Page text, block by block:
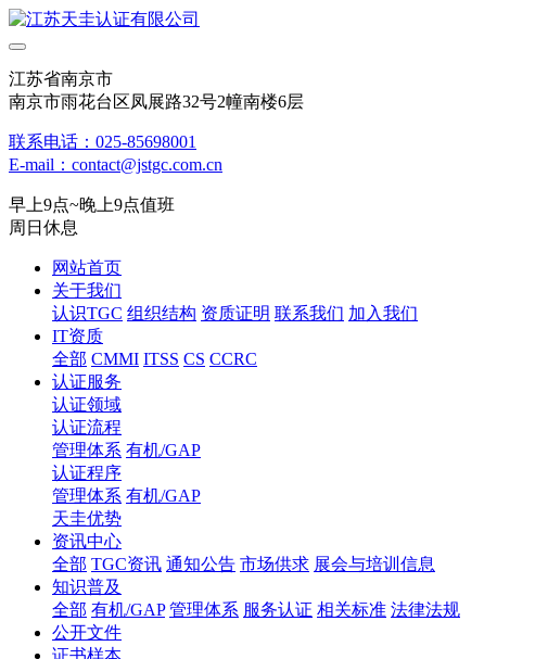
江苏省南京市
南京市雨花台区凤展路32号2幢南楼6层
联系电话：025-85698001
E-mail：contact@jstgc.com.cn
早上9点~晚上9点值班
周日休息
网站首页
关于我们
认识TGC 组织结构 资质证明 联系我们 加入我们
IT资质
全部 CMMI ITSS CS CCRC
认证服务
认证领域
认证流程
管理体系 有机/GAP
认证程序
管理体系 有机/GAP
天圭优势
资讯中心
全部 TGC资讯 通知公告 市场供求 展会与培训信息
知识普及
全部 有机/GAP 管理体系 服务认证 相关标准 法律法规
公开文件
证书样本